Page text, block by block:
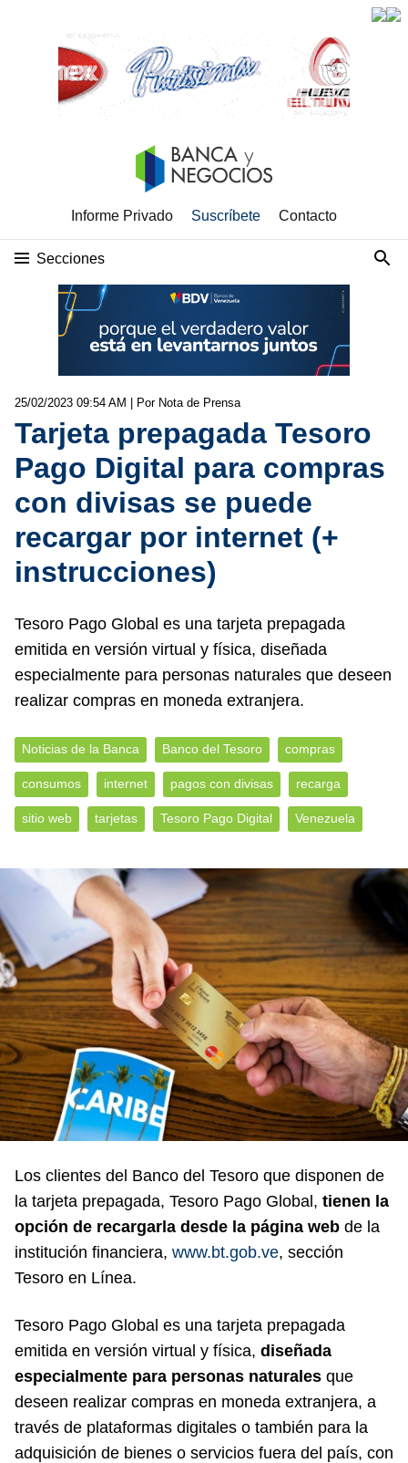
Informe Privado Suscríbete Contacto
Secciones
25/02/2023 09:54 AM | Por Nota de Prensa
Tarjeta prepagada Tesoro
Pago Digital para compras
con divisas se puede
recargar por internet (+
instrucciones)
Tesoro Pago Global es una tarjeta prepagada
emitida en versión virtual y física, diseñada
especialmente para personas naturales que deseen
realizar compras en moneda extranjera.
Noticias de la Banca Banco del Tesoro compras
consumos internet pagos con divisas recarga
sitio web tarjetas Tesoro Pago Digital Venezuela
Los clientes del Banco del Tesoro que disponen de
la tarjeta prepagada, Tesoro Pago Global, tienen la
opción de recargarla desde la página web de la
institución financiera, www.bt.gob.ve, sección
Tesoro en Línea.
Tesoro Pago Global es una tarjeta prepagada
emitida en versión virtual y física, diseñada
especialmente para personas naturales que
deseen realizar compras en moneda extranjera, a
través de plataformas digitales o también para la
adquisición de bienes o servicios fuera del país, con